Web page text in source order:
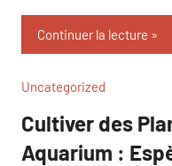
Continuer la lecture
Uncategorized
Cultiver des
Aquarium :